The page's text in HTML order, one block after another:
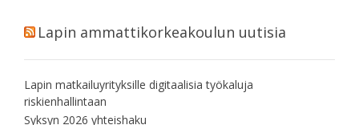
Lapin ammattikorkeakoulun uutisia
Lapin matkailuyrityksille digitaalisia työkaluja
riskienhallintaan
Syksyn 2026 yhteishaku